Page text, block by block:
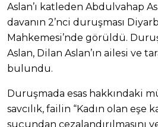
Aslan’ı katleden Abdulvahap
davanın 2’nci duruşması
Mahkemesi’nde görüldü.
Aslan, Dilan Aslan’ın ailesi ve
bulundu.
Duruşmada esas hakkındaki
savcılık, failin “Kadın olan eşe
suçundan